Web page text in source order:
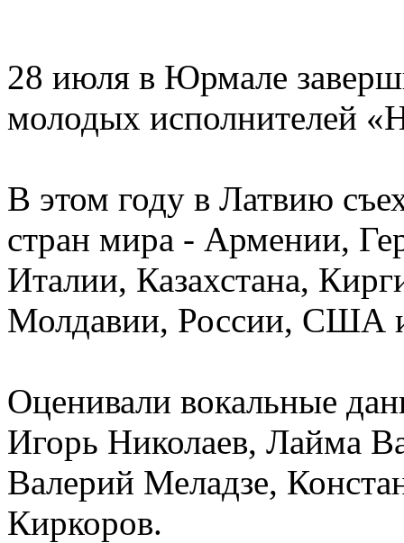
28 июля в Юрмале
молодых исполнителей
В этом году в Латвию
стран мира - Армении,
Италии, Казахстана,
Молдавии, России, США
Оценивали вокальные
Игорь Николаев, Лайма
Валерий Меладзе,
Киркоров.